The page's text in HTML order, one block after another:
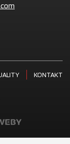
KONTAKT